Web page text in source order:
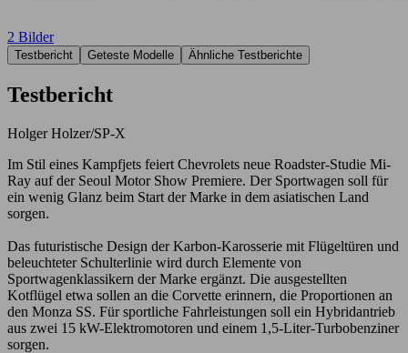
2 Bilder
Testbericht Geteste Modelle Ähnliche Testberichte
Testbericht
Holger Holzer/SP-X
Im Stil eines Kampfjets feiert Chevrolets neue Roadster-Studie Mi-
Ray auf der Seoul Motor Show Premiere. Der Sportwagen soll für
ein wenig Glanz beim Start der Marke in dem asiatischen Land
sorgen.
Das futuristische Design der Karbon-Karosserie mit Flügeltüren und
beleuchteter Schulterlinie wird durch Elemente von
Sportwagenklassikern der Marke ergänzt. Die ausgestellten
Kotflügel etwa sollen an die Corvette erinnern, die Proportionen an
den Monza SS. Für sportliche Fahrleistungen soll ein Hybridantrieb
aus zwei 15 kW-Elektromotoren und einem 1,5-Liter-Turbobenziner
sorgen.